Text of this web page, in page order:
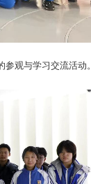
观与学习交流活动。